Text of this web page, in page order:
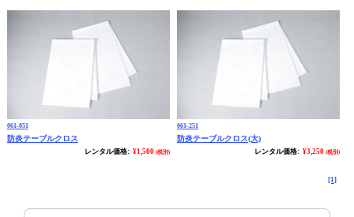
061-051
防炎テーブルクロス
レンタル価格:¥1,500 (税別)
061-251
防炎テーブルクロス(大)
レンタル価格:¥3,250 (税別)
[1]